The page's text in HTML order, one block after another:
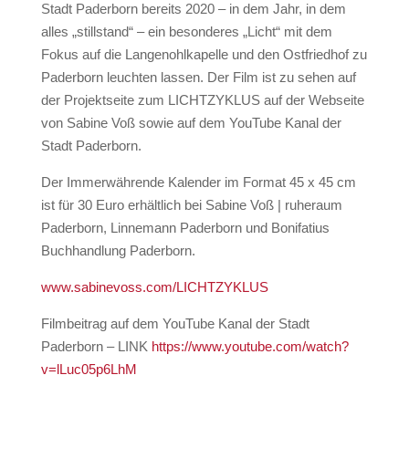
Stadt Paderborn bereits 2020 – in dem Jahr, in dem
alles „stillstand“ – ein besonderes „Licht“ mit dem
Fokus auf die Langenohlkapelle und den Ostfriedhof zu
Paderborn leuchten lassen. Der Film ist zu sehen auf
der Projektseite zum LICHTZYKLUS auf der Webseite
von Sabine Voß sowie auf dem YouTube Kanal der
Stadt Paderborn.
Der Immerwährende Kalender im Format 45 x 45 cm
ist für 30 Euro erhältlich bei Sabine Voß | ruheraum
Paderborn, Linnemann Paderborn und Bonifatius
Buchhandlung Paderborn.
www.sabinevoss.com/LICHTZYKLUS
Filmbeitrag auf dem YouTube Kanal der Stadt
Paderborn – LINK https://www.youtube.com/watch?
v=lLuc05p6LhM